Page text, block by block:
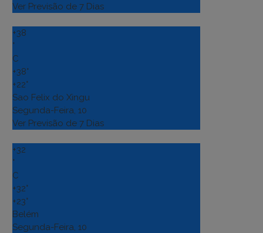
Ver Previsão de 7 Dias
+38
°
C
+38°
+22°
Sao Felix do Xingu
Segunda-Feira, 10
Ver Previsão de 7 Dias
+32
°
C
+32°
+23°
Belém
Segunda-Feira, 10